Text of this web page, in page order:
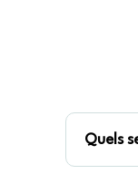
Quels